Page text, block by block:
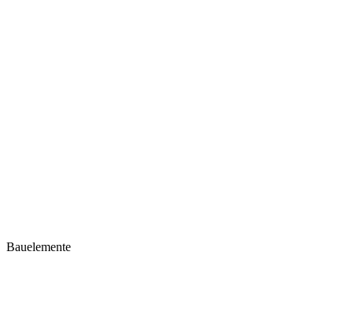
Bauelemente